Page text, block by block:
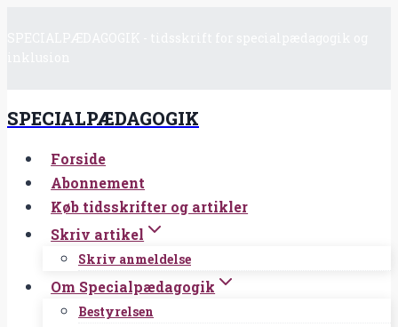
SPECIALPÆDAGOGIK
Forside
Abonnement
Køb tidsskrifter og artikler
Skriv artikel
Skriv anmeldelse
Om Specialpædagogik
Bestyrelsen